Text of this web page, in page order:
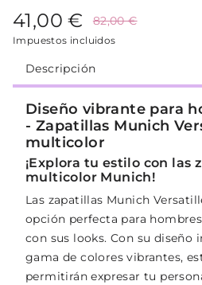
41,00 € 82,00 €
Impuestos incluidos
Descripción
Diseño vibrante para
- Zapatillas Munich
multicolor
¡Explora tu estilo con las
multicolor Munich!
Las zapatillas Munich
opción perfecta para
con sus looks. Con su diseño
gama de colores vibrantes,
permitirán expresar tu